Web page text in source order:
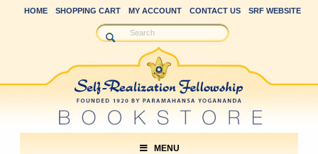
HOME SHOPPING CART MY ACCOUNT CONTACT US SRF WEBSITE
MENU